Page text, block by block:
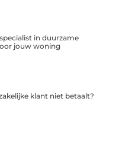
in duurzame
jouw woning
klant niet betaalt?